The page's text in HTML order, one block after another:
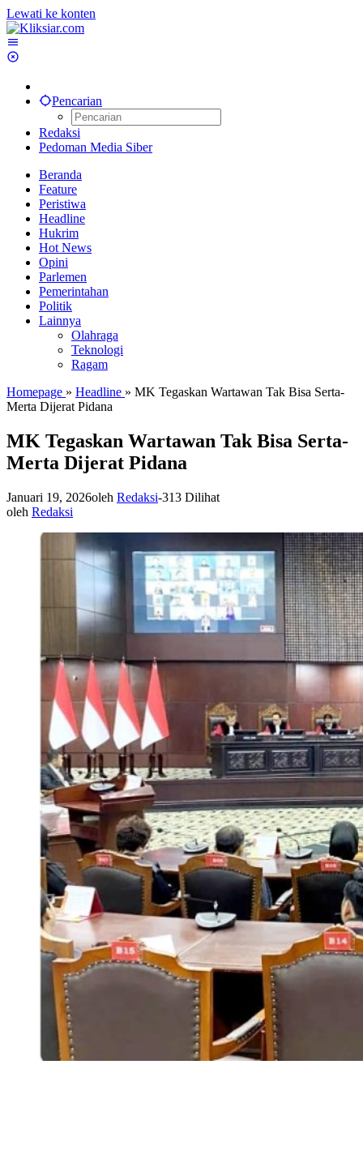
Lewati ke konten
Pencarian
Redaksi
Pedoman Media Siber
Beranda
Feature
Peristiwa
Headline
Hukrim
Hot News
Opini
Parlemen
Pemerintahan
Politik
Lainnya
Olahraga
Teknologi
Ragam
Homepage » Headline » MK Tegaskan Wartawan Tak Bisa Serta-
Merta Dijerat Pidana
MK Tegaskan Wartawan Tak Bisa Serta-
Merta Dijerat Pidana
Januari 19, 2026oleh Redaksi-313 Dilihat
oleh Redaksi